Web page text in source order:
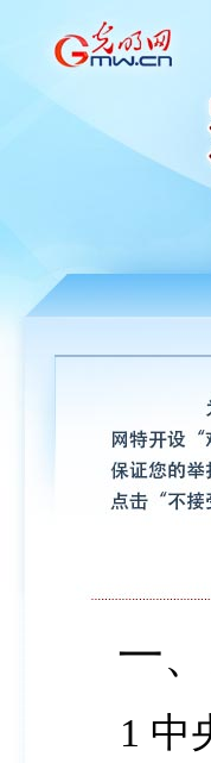
1 中央纪委、监察部举报网站受理：针对党组织、党